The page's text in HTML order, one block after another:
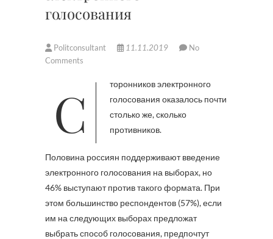
голосования
Politconsultant 11.11.2019
No
Comments
Сторонников электронного
голосования оказалось почти
столько же, сколько
противников.
Половина россиян поддерживают введение
электронного голосования на выборах, но
46% выступают против такого формата. При
этом большинство респондентов (57%), если
им на следующих выборах предложат
выбрать способ голосования, предпочтут